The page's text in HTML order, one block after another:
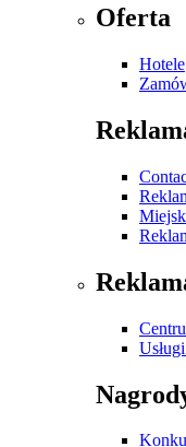
Oferta
Hotele